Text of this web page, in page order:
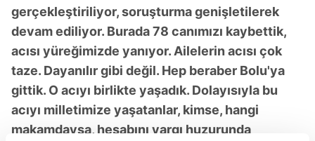
gerçekleştiriliyor, soruşturma genişletilerek
devam ediliyor. Burada 78 canımızı kaybettik,
acısı yüreğimizde yanıyor. Ailelerin acısı çok
taze. Dayanılır gibi değil. Hep beraber Bolu'ya
gittik. O acıyı birlikte yaşadık. Dolayısıyla bu
acıyı milletimize yaşatanlar, kimse, hangi
makamdaysa, hesabını yargı huzurunda